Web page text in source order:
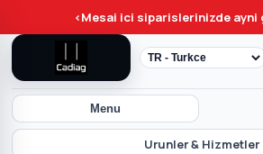
<Mesai ici siparislerinizde ayni
Menu
Urunler & Hizmetler